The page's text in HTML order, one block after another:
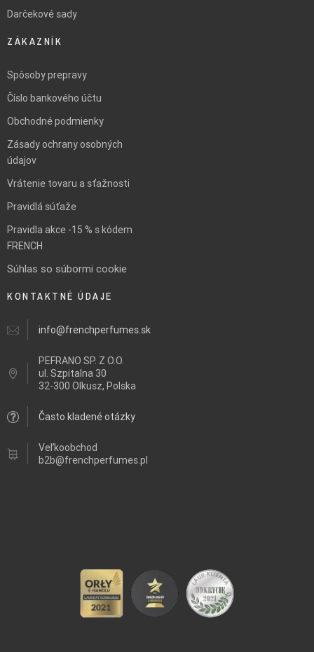
Darčekové sady
ZÁKAZNÍK
Spôsoby prepravy
Číslo bankového účtu
Obchodné podmienky
Zásady ochrany osobných
údajov
Vrátenie tovaru a sťažnosti
Pravidlá súťaže
Pravidla akce -15 % s kódem
FRENCH
Súhlas so súbormi cookie
KONTAKTNÉ ÚDAJE
info@frenchperfumes.sk
PEFRANO SP. Z O.O.
ul. Szpitalna 30
32-300 Olkusz, Polska
Často kladené otázky
Veľkoobchod
b2b@frenchperfumes.pl